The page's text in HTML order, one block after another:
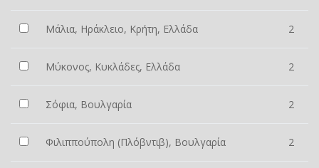
Μάλια, Ηράκλειο, Κρήτη, Ελλάδα 2
Μύκονος, Κυκλάδες, Ελλάδα 2
Σόφια, Βουλγαρία 2
Φιλιππούπολη (Πλόβντιβ), Βουλγαρία 2